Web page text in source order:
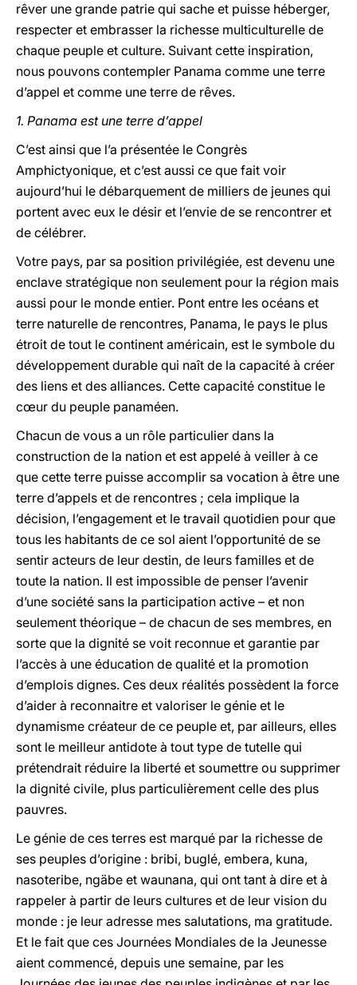
rêver une grande patrie qui sache et puisse héberger,
respecter et embrasser la richesse multiculturelle de
chaque peuple et culture. Suivant cette inspiration,
nous pouvons contempler Panama comme une terre
d’appel et comme une terre de rêves.
1. Panama est une terre d’appel
C’est ainsi que l’a présentée le Congrès
Amphictyonique, et c’est aussi ce que fait voir
aujourd’hui le débarquement de milliers de jeunes qui
portent avec eux le désir et l’envie de se rencontrer et
de célébrer.
Votre pays, par sa position privilégiée, est devenu une
enclave stratégique non seulement pour la région mais
aussi pour le monde entier. Pont entre les océans et
terre naturelle de rencontres, Panama, le pays le plus
étroit de tout le continent américain, est le symbole du
développement durable qui naît de la capacité à créer
des liens et des alliances. Cette capacité constitue le
cœur du peuple panaméen.
Chacun de vous a un rôle particulier dans la
construction de la nation et est appelé à veiller à ce
que cette terre puisse accomplir sa vocation à être une
terre d’appels et de rencontres ; cela implique la
décision, l’engagement et le travail quotidien pour que
tous les habitants de ce sol aient l’opportunité de se
sentir acteurs de leur destin, de leurs familles et de
toute la nation. Il est impossible de penser l’avenir
d’une société sans la participation active – et non
seulement théorique – de chacun de ses membres, en
sorte que la dignité se voit reconnue et garantie par
l’accès à une éducation de qualité et la promotion
d’emplois dignes. Ces deux réalités possèdent la force
d’aider à reconnaitre et valoriser le génie et le
dynamisme créateur de ce peuple et, par ailleurs, elles
sont le meilleur antidote à tout type de tutelle qui
prétendrait réduire la liberté et soumettre ou supprimer
la dignité civile, plus particulièrement celle des plus
pauvres.
Le génie de ces terres est marqué par la richesse de
ses peuples d’origine : bribi, buglé, embera, kuna,
nasoteribe, ngäbe et waunana, qui ont tant à dire et à
rappeler à partir de leurs cultures et de leur vision du
monde : je leur adresse mes salutations, ma gratitude.
Et le fait que ces Journées Mondiales de la Jeunesse
aient commencé, depuis une semaine, par les